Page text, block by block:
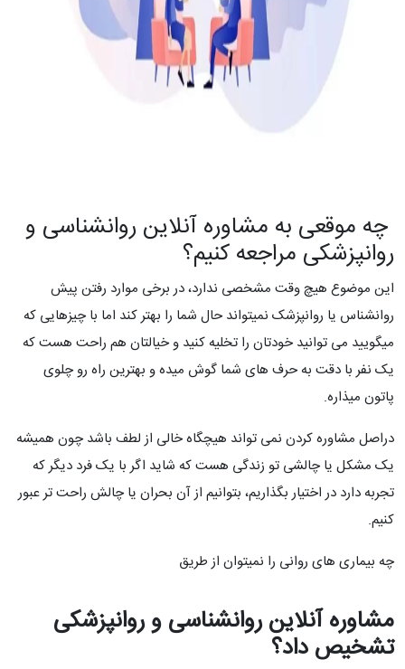
چه موقعی به مشاوره آنلاین روانشناسی و
روانپزشکی مراجعه کنیم؟
این موضوع هیچ وقت مشخصی ندارد، در برخی موارد رفتن پیش
روانشناس یا روانپزشک نمیتواند حال شما را بهتر کند اما با چیزهایی که
میگویید می توانید خودتان را تخلیه کنید و خیالتان هم راحت هست که
یک نفر با دقت به حرف های شما گوش میده و بهترین راه رو چلوی
پاتون میذاره.
دراصل مشاوره کردن نمی تواند هیچگاه خالی از لطف باشد چون همیشه
یک مشکل یا چالشی تو زندگی هست که شاید اگر با یک فرد دیگر که
تجربه دارد در اختیار بگذاریم، بتوانیم از آن بحران یا چالش راحت تر عبور
کنیم.
چه بیماری های روانی را نمیتوان از طریق
مشاوره آنلاین روانشناسی و روانپزشکی
تشخیص داد؟